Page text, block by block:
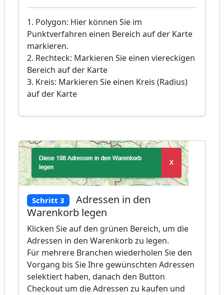
1. Polygon: Hier können Sie im
Punktverfahren einen Bereich auf der Karte
markieren.
2. Rechteck: Markieren Sie einen viereckigen
Bereich auf der Karte
3. Kreis: Markieren Sie einen Kreis (Radius)
auf der Karte
Schritt 3
Adressen in den
Warenkorb legen
Klicken Sie auf den grünen Bereich, um die
Adressen in den Warenkorb zu legen.
Für mehrere Branchen wiederholen Sie den
Vorgang bis Sie Ihre gewünschten Adressen
selektiert haben, danach den Button
Checkout um die Adressen zu kaufen und